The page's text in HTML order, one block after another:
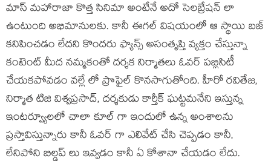
మాస్ మహారాజా కొత్త సినిమా అంటేనే అదో సెలబ్రేషన్ లా
ఉంటుంది అభిమానులకు. కానీ ఈగల్ విషయంలో ఆ స్థాయి బజ్
కనిపించడం లేదని కొందరు ఫ్యాన్స్ అసంతృప్తి వ్యక్తం చేస్తున్నా
కంటెంట్ మీద నమ్మకంతో దర్శక నిర్మాతలు ఓవర్ పబ్లిసిటీ
చేయకపోవడం వల్లే లో ప్రొఫైల్ కొనసాగుతోంది. హీరో రవితేజ,
నిర్మాత టిజి విశ్వప్రసాద్, దర్శకుడు కార్తీక్ ఘట్టమనేని ఇస్తున్న
ఇంటర్వ్యూలలో చాలా కూల్ గా ఇందులో ఉన్న అంశాలను
ప్రస్తావిస్తున్నారు కానీ ఓవర్ గా ఎలివేట్ చేసి చెప్పడం కానీ,
లేనిపోని బిల్డప్ లు ఇవ్వడం కానీ ఏ కోశానా చేయడం లేదు.